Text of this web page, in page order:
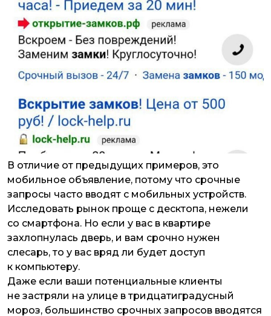
В отличие от предыдущих примеров, это
мобильное объявление, потому что срочные
запросы часто вводят с мобильных устройств.
Исследовать рынок проще с десктопа, нежели
со смартфона. Но если у вас в квартире
захлопнулась дверь, и вам срочно нужен
слесарь, то у вас вряд ли будет доступ
к компьютеру.
Даже если ваши потенциальные клиенты
не застряли на улице в тридцатиградусный
мороз, большинство срочных запросов вводятся